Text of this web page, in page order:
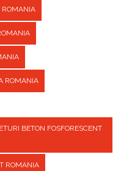
ROMANIA
ROMANIA
BETON FOSFORESCENT
ROMANIA